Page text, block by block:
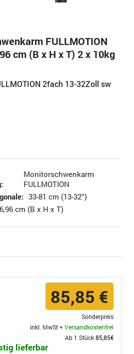
FULLMOTION
cm (B x H x T) 2 x 10kg
2fach 13-32Zoll sw
Monitorschwenkarm
FULLMOTION
33-81 cm (13-32'')
cm (B x H x T)
85,85 €
Sonderpreis
inkl. MwSt +Versandkostenfrei
Ab 1 Stück85,85€
lieferbar